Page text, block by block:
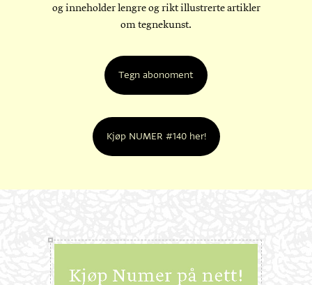
og inneholder lengre og rikt illustrerte artikler
om tegnekunst.
Tegn abonoment
Kjøp NUMER #140 her!